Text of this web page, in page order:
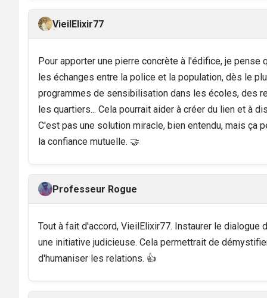
VieilElixir77
Pour apporter une pierre concrète à l'édifice, je pense
les échanges entre la police et la population, dès le
programmes de sensibilisation dans les écoles, des
les quartiers... Cela pourrait aider à créer du lien et à
C'est pas une solution miracle, bien entendu, mais ça
la confiance mutuelle. 🤝
Professeur Rogue
Tout à fait d'accord, VieilElixir77. Instaurer le dialogue
une initiative judicieuse. Cela permettrait de
d'humaniser les relations. 👍